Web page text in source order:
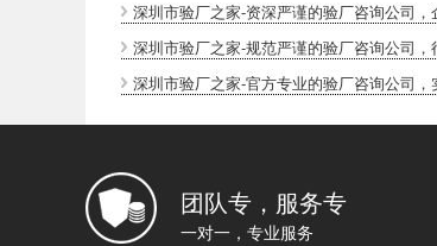
深圳市验厂之家-资深严谨的验厂咨询公司
深圳市验厂之家-规范严谨的验厂咨询公司
深圳市验厂之家-官方专业的验厂咨询公司
团队专，服务专
一对一，专业服务